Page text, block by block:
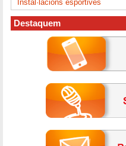
Instal·lacions esportives
Destaquem